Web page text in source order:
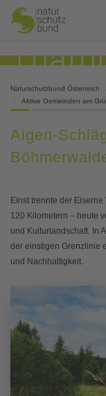
Naturschutzbund Österreich
Aktive Gemeinden am
Aigen-
Einst trennte der
120 Kilometern – heute
und Kulturlandschaft. In
der einstigen Grenzlinie
und Nachhaltigkeit.